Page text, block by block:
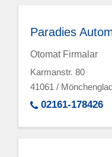
Paradies
Otomat Firmalar
Karmanstr. 80
41061 /
02161-178426